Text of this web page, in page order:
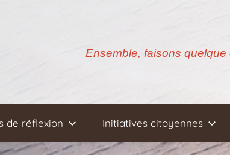
Ensemble, faisons quelque
de réflexion Initiatives citoyennes